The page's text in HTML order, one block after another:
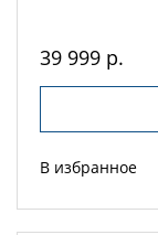
39 999 р.
В избранное